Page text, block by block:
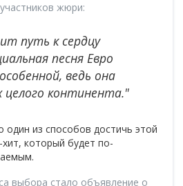
жюри:
путь к сердцу
песня Евро
ведь она
континента."
один из способов достичь этой
который будет по-
выбора стало объявление о